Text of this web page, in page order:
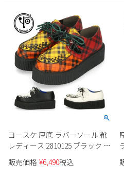
ヨースケ 厚底 ラバーソール 靴
レディース 2810125 ブラック ホ
ワイト マルチ チェック柄 カジ
ュアル レースアップシューズ
販売価格 ¥6,490税込